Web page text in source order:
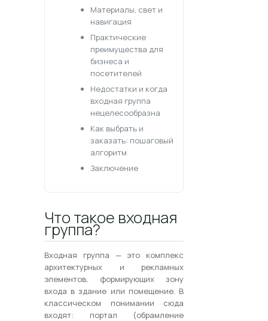
Материалы, свет и
навигация
Практические
преимущества для
бизнеса и
посетителей
Недостатки и когда
входная группа
нецелесообразна
Как выбрать и
заказать: пошаговый
алгоритм
Заключение
Что такое входная
группа?
Входная группа — это комплекс
архитектурных и рекламных
элементов, формирующих зону
входа в здание или помещение. В
классическом понимании сюда
входят: портал (обрамление